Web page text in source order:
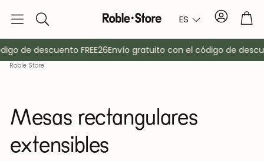
Buscar ES Cuenta
descuento FREE26Envío gratuito con el código de
Roble Store
Mesas rectangulares
extensibles